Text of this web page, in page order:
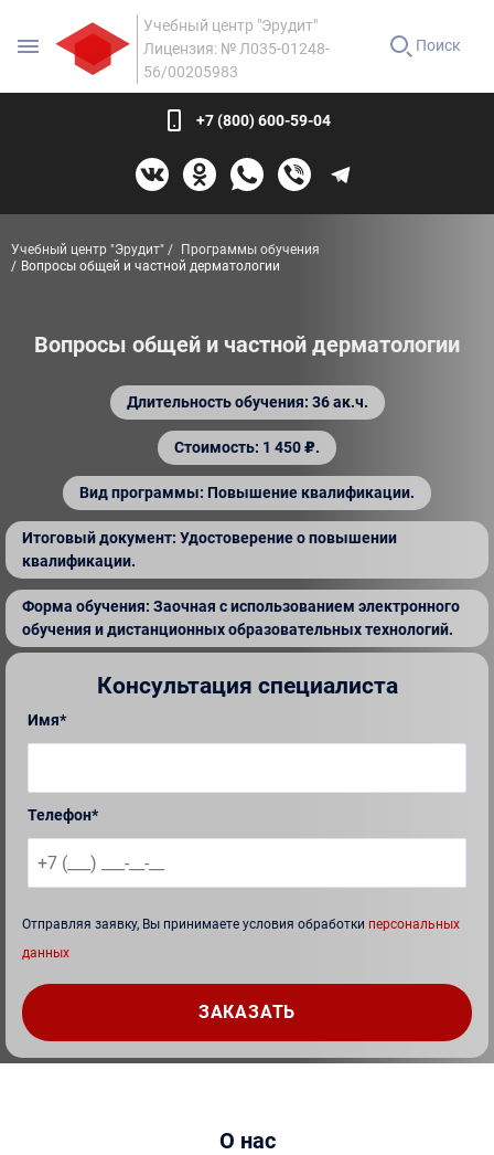
Учебный центр "Эрудит"
Лицензия: № Л035-01248-
56/00205983
Поиск
+7 (800) 600-59-04
Учебный центр "Эрудит"
Программы обучения
Вопросы общей и частной дерматологии
Вопросы общей и частной дерматологии
Длительность обучения: 36 ак.ч.
Стоимость: 1 450 ₽.
Вид программы: Повышение квалификации.
Итоговый документ: Удостоверение о повышении
квалификации.
Форма обучения: Заочная с использованием электронного
обучения и дистанционных образовательных технологий.
Консультация специалиста
Имя*
Телефон*
Отправляя заявку, Вы принимаете условия обработки персональных
данных
О нас